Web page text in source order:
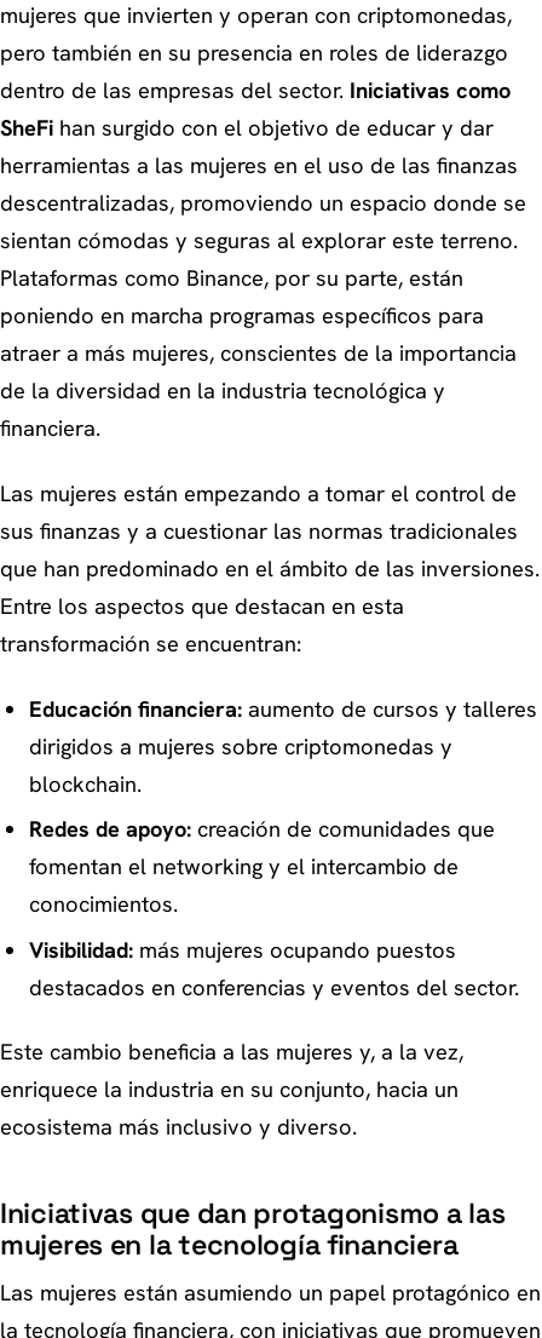
mujeres que invierten y operan con criptomonedas,
pero también en su presencia en roles de liderazgo
dentro de las empresas del sector. Iniciativas como
SheFi han surgido con el objetivo de educar y dar
herramientas a las mujeres en el uso de las finanzas
descentralizadas, promoviendo un espacio donde se
sientan cómodas y seguras al explorar este terreno.
Plataformas como Binance, por su parte, están
poniendo en marcha programas específicos para
atraer a más mujeres, conscientes de la importancia
de la diversidad en la industria tecnológica y
financiera.
Las mujeres están empezando a tomar el control de
sus finanzas y a cuestionar las normas tradicionales
que han predominado en el ámbito de las inversiones.
Entre los aspectos que destacan en esta
transformación se encuentran:
Educación financiera:aumento de cursos y talleres
dirigidos a mujeres sobre criptomonedas y
blockchain.
Redes de apoyo:creación de comunidades que
fomentan el networking y el intercambio de
conocimientos.
Visibilidad:más mujeres ocupando puestos
destacados en conferencias y eventos del sector.
Este cambio beneficia a las mujeres y, a la vez,
enriquece la industria en su conjunto, hacia un
ecosistema más inclusivo y diverso.
Iniciativas que dan protagonismo a las
mujeres en la tecnología financiera
Las mujeres están asumiendo un papel protagónico en
la tecnología financiera, con iniciativas que promueven